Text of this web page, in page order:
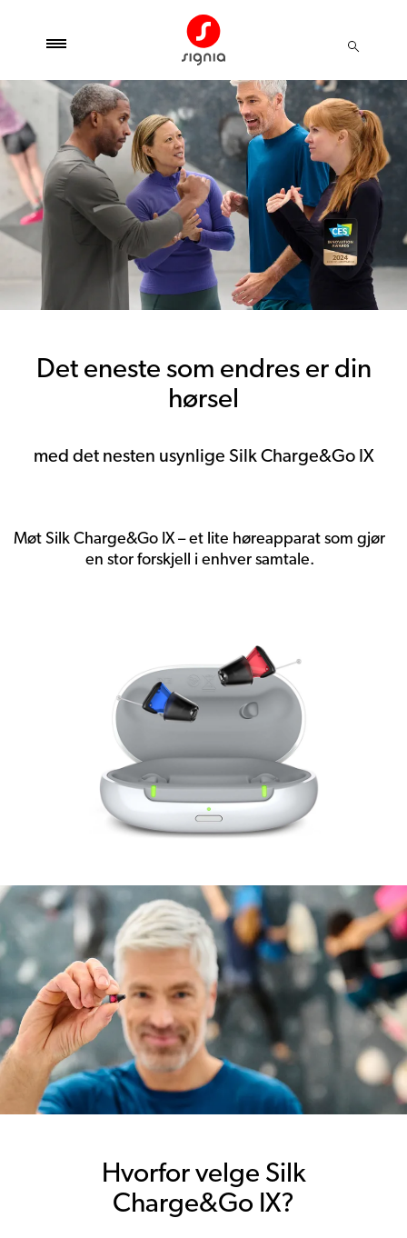
Det eneste som endres er din
hørsel
med det nesten usynlige Silk Charge&Go IX
Møt Silk Charge&Go IX – et lite høreapparat som gjør
en stor forskjell i enhver samtale.
Hvorfor velge Silk
Charge&Go IX?